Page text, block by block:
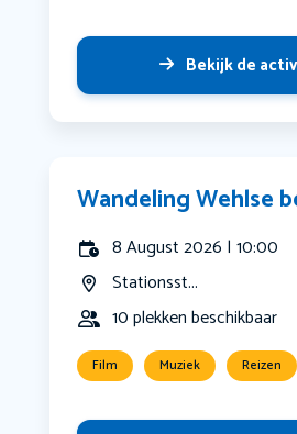
Bekijk de
Wandeling Wehlse
8 August 2026 | 10:00
Stationsst...
10 plekken beschikbaar
Film Muziek Reizen